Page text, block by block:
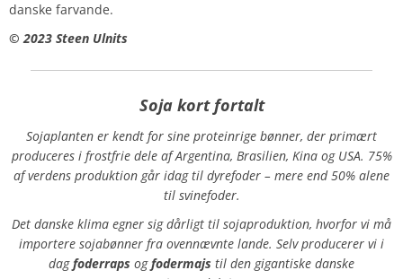
danske farvande.
© 2023 Steen Ulnits
Soja kort fortalt
Sojaplanten er kendt for sine proteinrige bønner, der primært
produceres i frostfrie dele af Argentina, Brasilien, Kina og USA. 75%
af verdens produktion går idag til dyrefoder – mere end 50% alene
til svinefoder.
Det danske klima egner sig dårligt til sojaproduktion, hvorfor vi må
importere sojabønner fra ovennævnte lande. Selv producerer vi i
dagfoderraps ogfodermajs til den gigantiske danske